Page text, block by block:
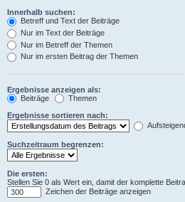
Innerhalb suchen:
Betreff und Text der Beiträge
Nur im Text der Beiträge
Nur im Betreff der Themen
Nur im ersten Beitrag der Themen
Ergebnisse anzeigen als:
Beiträge
Themen
Ergebnisse sortieren nach:
Suchzeitraum begrenzen:
Die ersten:
Stellen Sie 0 als Wert ein, damit der komplette
Zeichen der Beiträge anzeigen